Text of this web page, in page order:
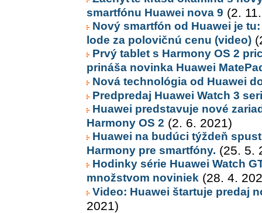
smartfónu Huawei nova 9 (2.
Nový smartfón od Huawei je
lode za polovičnú cenu (video)
Prvý tablet s Harmony OS 2
prináša novinka Huawei
Nová technológia od Huawei
Predpredaj Huawei Watch 3
Huawei predstavuje nové
Harmony OS 2 (2. 6. 2021)
Huawei na budúci týždeň
Harmony pre smartfóny. (25. 5.
Hodinky série Huawei Watch
množstvom noviniek (28. 4.
Video: Huawei štartuje predaj
2021)